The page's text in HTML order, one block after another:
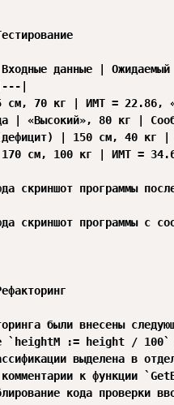
данные |
|
см, 70 кг | ИМТ = 22.86,
| «Высокий», 80 кг |
(дефицит) | 150 см, 40 кг
170 см, 100 кг | ИМТ =
скриншот программы
скриншот программы с
были внесены
`heightM := height / 100`
выделена в
к функции
кода проверки